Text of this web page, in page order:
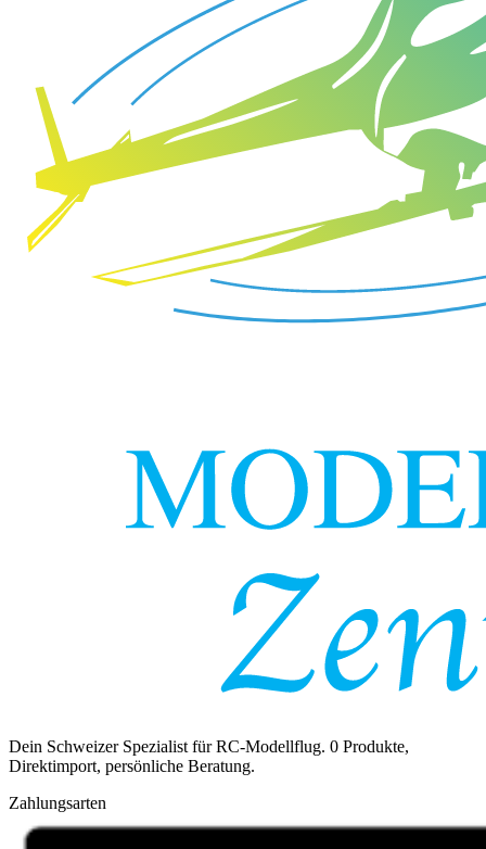
Dein Schweizer Spezialist für RC-Modellflug. 0 Produkte,
Direktimport, persönliche Beratung.
Zahlungsarten